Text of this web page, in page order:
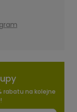
rabatu na kolejne